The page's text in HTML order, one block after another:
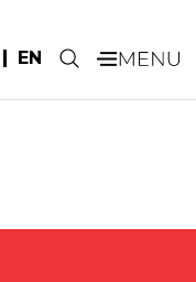
EN .